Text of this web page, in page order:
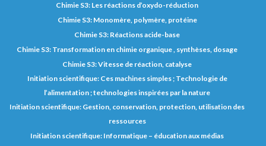
Chimie S3: Les réactions d’oxydo-réduction
Chimie S3: Monomère, polymère, protéine
Chimie S3: Réactions acide-base
Chimie S3: Transformation en chimie organique , synthèses, dosage
Chimie S3: Vitesse de réaction, catalyse
Initiation scientifique: Ces machines simples ; Technologie de
l’alimentation ; technologies inspirées par la nature
Initiation scientifique: Gestion, conservation, protection, utilisation des
ressources
Initiation scientifique: Informatique – éducation aux médias